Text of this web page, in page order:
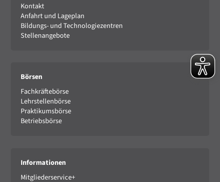
Kontakt
Anfahrt und Lageplan
Bildungs- und Technologiezentren
Stellenangebote
Börsen
Fachkräftebörse
Lehrstellenbörse
Praktikumsbörse
Betriebsbörse
Informationen
Mitgliederservice+